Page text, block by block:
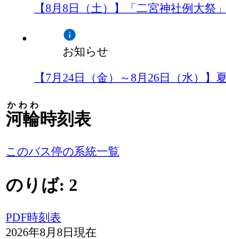
【8月8日（土）】「二宮神社例大祭
お知らせ
【7月24日（金）～8月26日（水）
河輪
かわわ
時刻表
このバス停の系統一覧
のりば: 2
PDF時刻表
2026年8月8日 現在